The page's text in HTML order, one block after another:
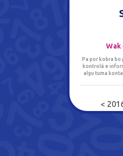
Wak
Pa por kobra
kontrolá e
algu tuma
<